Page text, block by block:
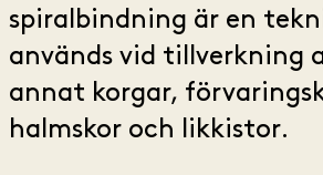
spiralbindning är en
används vid tillverkning
annat korgar,
halmskor och likkistor.